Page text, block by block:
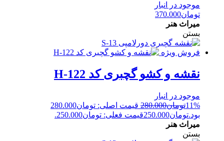
موجود در انبار
تومان370.000
میراث هنر
بستن
فروش ویژه
نقشه و کشو گچبری کد H-122
موجود در انبار
11%تومان280.000
قیمت اصلی: تومان280.000
بود.تومان250.000قیمت فعلی: تومان250.000.
میراث هنر
بستن